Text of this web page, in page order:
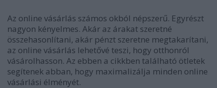
Az online vásárlás számos okból népszerű. Egyrészt
nagyon kényelmes. Akár az árakat szeretné
összehasonlítani, akár pénzt szeretne megtakarítani,
az online vásárlás lehetővé teszi, hogy otthonról
vásárolhasson. Az ebben a cikkben található ötletek
segítenek abban, hogy maximalizálja minden online
vásárlási élményét.